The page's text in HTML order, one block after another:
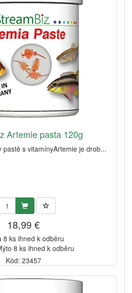
Artemie pasta 120g
pastě s vitamínyArtemie je drob...
18,99 €
8 ks ihned k odběru
8 ks ihned k odběru
Kód: 23457